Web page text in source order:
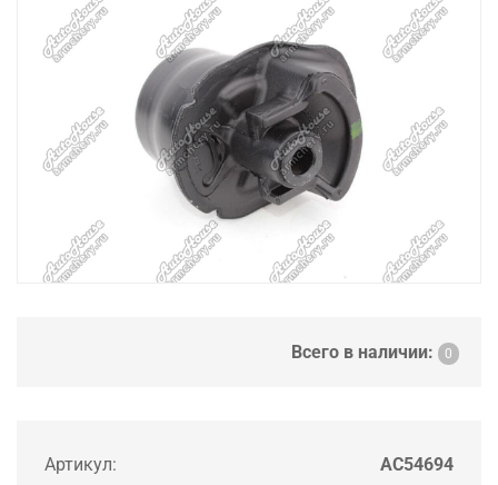
Всего в наличии: 0
Артикул: AC54694